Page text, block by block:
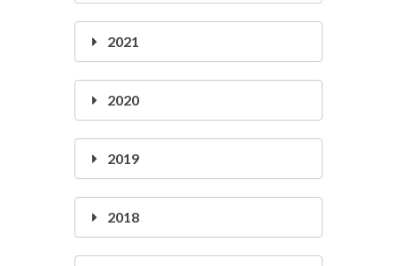
2021
2020
2019
2018